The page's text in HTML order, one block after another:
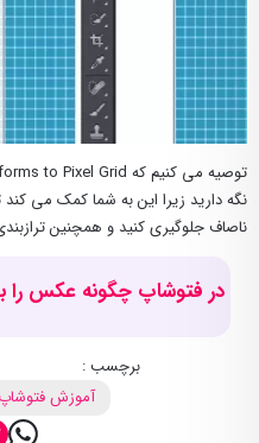
نگه دارید زیرا این به شما کمک می
ناصاف جلوگیری کنید و همچنین
در فتوشاپ چگونه عکس را
برچسب :
آموزش فتوشاپ